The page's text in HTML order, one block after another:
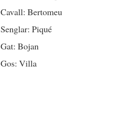
Cavall: Bertomeu
Senglar: Piqué
Gat: Bojan
Gos: Villa